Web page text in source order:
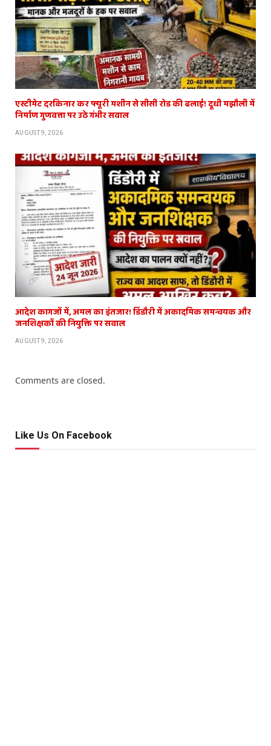
एस्टीमेट दरकिनार कर फ्यूरी मशीन से सीसी रोड की ढलाई! दूधी मझौली में
निर्माण गुणवत्ता पर उठे गंभीर सवाल
AUGUST 9, 2026
आदेश कागजों में, अमल का इंतजार! डिंडौरी में अकादमिक समन्वयक और
जनशिक्षकों की नियुक्ति पर सवाल
AUGUST 9, 2026
Comments are closed.
Like Us On Facebook